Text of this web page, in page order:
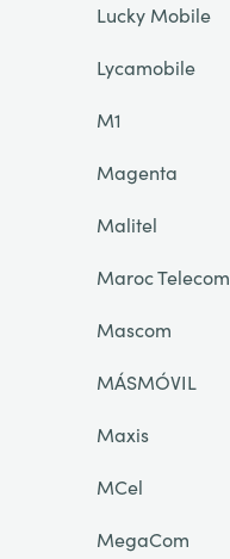
Lucky Mobile
Lycamobile
M1
Magenta
Malitel
Maroc Telecom
Mascom
MÁSMÓVIL
Maxis
MCel
MegaCom